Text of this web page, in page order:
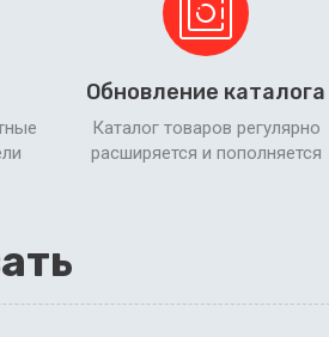
Обновление каталога
Каталог товаров регулярно
расширяется и пополняется